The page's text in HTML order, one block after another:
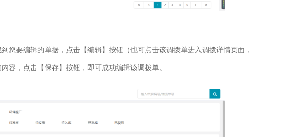
您要编辑的单据，点击【编辑】按钮（也可点击该调拨单进入调拨详情页面，
容，点击【保存】按钮，即可成功编辑该调拨单。